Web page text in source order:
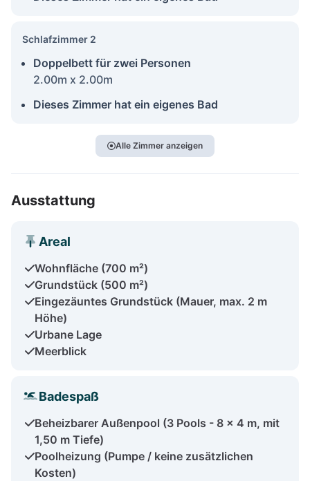
Schlafzimmer 2
Doppelbett für zwei Personen
2.00m x 2.00m
Dieses Zimmer hat ein eigenes Bad
Alle Zimmer anzeigen
Ausstattung
Areal
Wohnfläche (700 m²)
Grundstück (500 m²)
Eingezäuntes Grundstück (Mauer, max. 2 m
Höhe)
Urbane Lage
Meerblick
Badespaß
Beheizbarer Außenpool (3 Pools - 8 x 4 m, mit
1,50 m Tiefe)
Poolheizung (Pumpe / keine zusätzlichen
Kosten)